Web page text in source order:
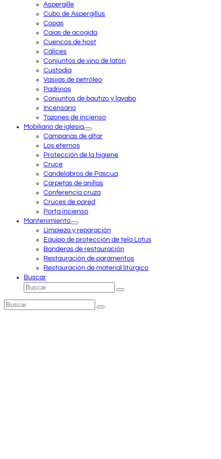
Aspergille
Cubo de Aspergillus
Copas
Cajas de acogida
Cuencos de host
Cálices
Conjuntos de vino de latón
Custodia
Vasijas de petróleo
Padrinos
Conjuntos de bautizo y lavabo
Incensario
Tazones de incienso
Mobiliario de iglesia
Campanas de altar
Los eternos
Protección de la higiene
Cruce
Candelabros de Pascua
Carpetas de anillas
Conferencia cruza
Cruces de pared
Porta incienso
Mantenimiento
Limpieza y reparación
Equipo de protección de tela Lotus
Banderas de restauración
Restauración de paramentos
Restauración de material litúrgico
Buscar
Buscar
Enviar
Buscar
Enviar